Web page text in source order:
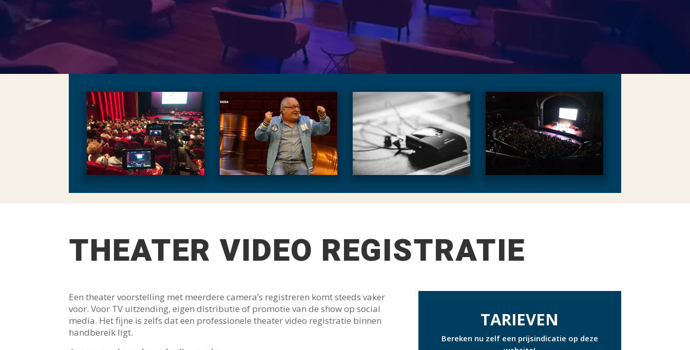
THEATER VIDEO REGISTRATIE
Een theater voorstelling met meerdere camera’s registreren komt steeds vaker
voor. Voor TV uitzending, eigen distributie of promotie van de show op social
media. Het fijne is zelfs dat een professionele theater video registratie binnen
handbereik ligt.
TARIEVEN
Bereken nu zelf een prijsindicatie op deze